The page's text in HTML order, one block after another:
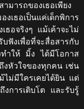
มารถของเธอเพียง
เธอเป็นแค่เด็กพิการ
ธอจริงๆ แม้เค้าจะไม่
ฟังเพื่อที่จะสื่อสารกับ
ทำให้ มิ้ง ได้มีโอกาส
งหัวใจของทุกคน เช่น
ไม่มีใครเคยได้ยิน แต่
การเติบโต และรับรู้